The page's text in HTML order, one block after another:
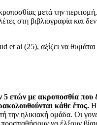
μετά την περιτομή,
στη βιβλιογραφία και
et al (25), αξίζει να
ετών με ακροποσθία που
κάθε έτος. Η
την ηλικιακή ομάδα. Οι
να έλξουν